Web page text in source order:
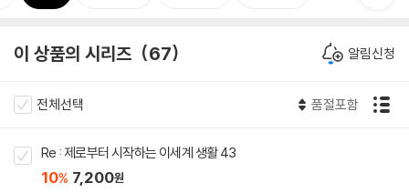
이 상품의 시리즈 67 알림신청
전체선택 품절포함
Re : 제로부터 시작하는 이세계 생활 43
10% 7,200원